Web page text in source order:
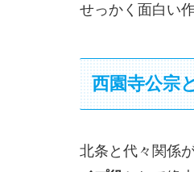
せっかく面白い
西園寺公宗
北条と代々関係